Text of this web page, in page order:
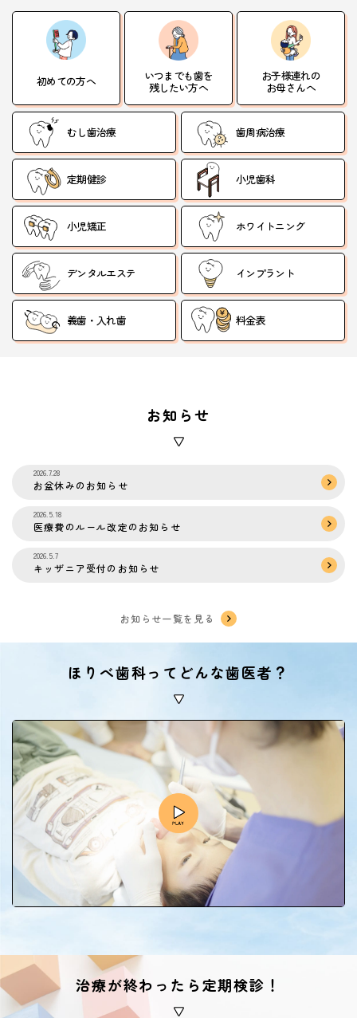
初めての方へ いつまでも歯を
残したい方へ
お子様連れの
お母さんへ
むし歯治療 歯周病治療
定期健診 小児歯科
小児矯正 ホワイトニング
デンタルエステ インプラント
義歯・入れ歯 料金表
お知らせ
2026.7.28
お盆休みのお知らせ
2026.5.18
医療費のルール改定のお知らせ
2026.5.7
キッザニア受付のお知らせ
お知らせ一覧を見る
ほりべ歯科ってどんな歯医者？
治療が終わったら定期検診！